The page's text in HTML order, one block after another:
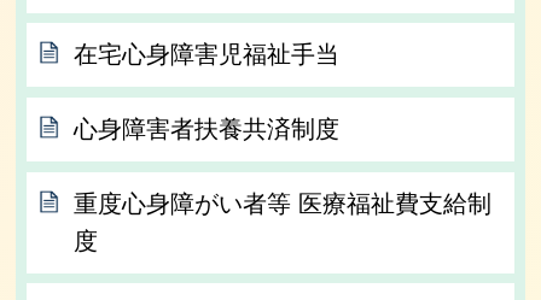
在宅心身障害児福祉手当
心身障害者扶養共済制度
重度心身障がい者等 医療福祉費支給制
度